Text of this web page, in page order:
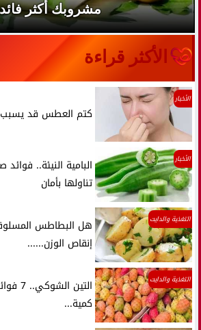
مشروبك أكثر
الأكثر قراءة
الأخبار
كتم العطس قد
الأخبار
البامية النيئة..
تناولها بأمان
التغذية والدايت
هل البطاطس
إنقاص الوزن......
التغذية والدايت
كمية...